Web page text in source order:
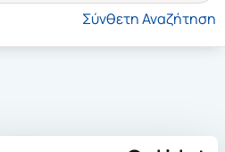
Σύνθετη Αναζήτηση